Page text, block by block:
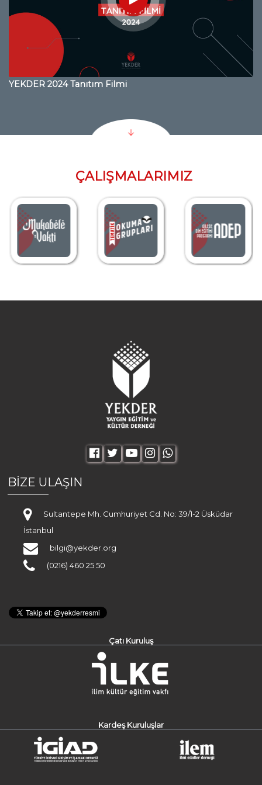
YEKDER 2024 Tanıtım Filmi
ÇALIŞMALARIMIZ
BİZE ULAŞIN
Sultantepe Mh. Cumhuriyet Cd. No: 39/1-2 Üsküdar
İstanbul
bilgi@yekder.org
(0216) 460 25 50
Çatı Kuruluş
Kardeş Kuruluşlar